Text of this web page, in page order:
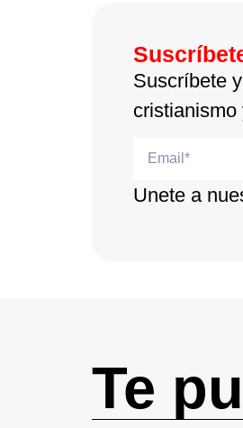
Suscríbete
cristianismo
Unete a
Te